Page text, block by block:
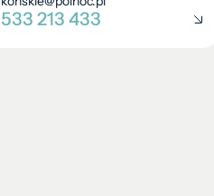
533 213 433